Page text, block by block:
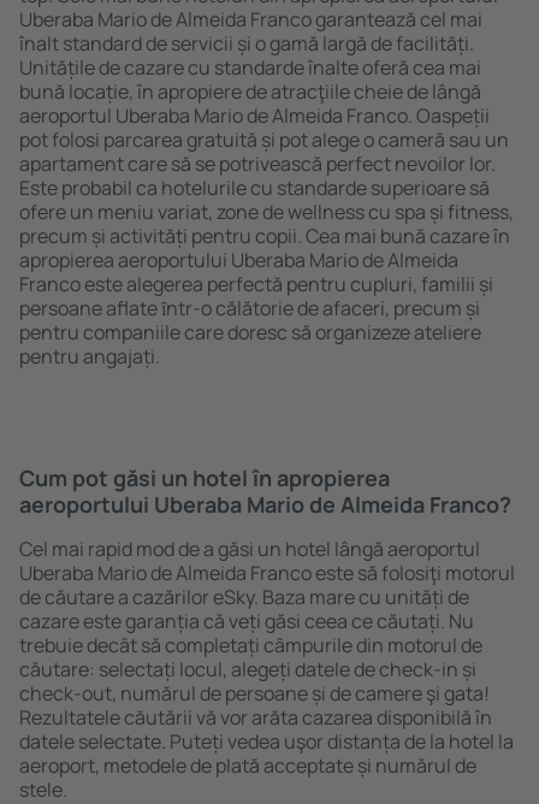
Uberaba Mario de Almeida Franco garantează cel mai
înalt standard de servicii și o gamă largă de facilități.
Unitățile de cazare cu standarde înalte oferă cea mai
bună locație, în apropiere de atracţiile cheie de lângă
aeroportul Uberaba Mario de Almeida Franco. Oaspeții
pot folosi parcarea gratuită și pot alege o cameră sau un
apartament care să se potrivească perfect nevoilor lor.
Este probabil ca hotelurile cu standarde superioare să
ofere un meniu variat, zone de wellness cu spa și fitness,
precum și activități pentru copii. Cea mai bună cazare în
apropierea aeroportului Uberaba Mario de Almeida
Franco este alegerea perfectă pentru cupluri, familii și
persoane aflate ȋntr-o călătorie de afaceri, precum și
pentru companiile care doresc să organizeze ateliere
pentru angajați.
Cum pot găsi un hotel în apropierea
aeroportului Uberaba Mario de Almeida Franco?
Cel mai rapid mod de a găsi un hotel lângă aeroportul
Uberaba Mario de Almeida Franco este să folosiţi motorul
de căutare a cazărilor eSky. Baza mare cu unități de
cazare este garanția că veți găsi ceea ce căutați. Nu
trebuie decât să completați câmpurile din motorul de
căutare: selectați locul, alegeți datele de check-in și
check-out, numărul de persoane și de camere şi gata!
Rezultatele căutării vă vor arăta cazarea disponibilă în
datele selectate. Puteți vedea uşor distanța de la hotel la
aeroport, metodele de plată acceptate și numărul de
stele.